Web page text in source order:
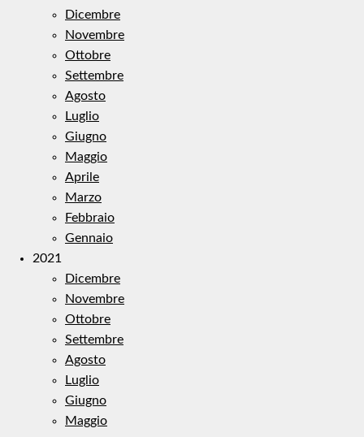
Dicembre
Novembre
Ottobre
Settembre
Agosto
Luglio
Giugno
Maggio
Aprile
Marzo
Febbraio
Gennaio
2021
Dicembre
Novembre
Ottobre
Settembre
Agosto
Luglio
Giugno
Maggio